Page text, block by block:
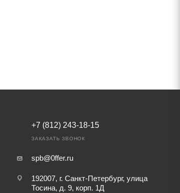
+7 (812) 243-18-15
ЗАКАЗАТЬ ЗВОНОК
spb@0ffer.ru
192007, г. Санкт-Петербург, улица
Тосина, д. 9, корп. 1Д